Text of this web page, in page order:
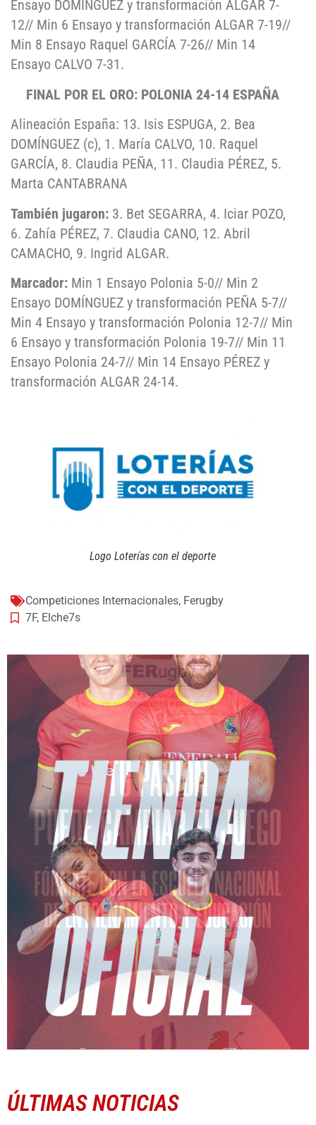
Ensayo DOMÍNGUEZ y transformación ALGAR 7-
12// Min 6 Ensayo y transformación ALGAR 7-19//
Min 8 Ensayo Raquel GARCÍA 7-26// Min 14
Ensayo CALVO 7-31.
FINAL POR EL ORO: POLONIA 24-14 ESPAÑA
Alineación España: 13. Isis ESPUGA, 2. Bea
DOMÍNGUEZ (c), 1. María CALVO, 10. Raquel
GARCÍA, 8. Claudia PEÑA, 11. Claudia PÉREZ, 5.
Marta CANTABRANA
También jugaron: 3. Bet SEGARRA, 4. Iciar POZO,
6. Zahía PÉREZ, 7. Claudia CANO, 12. Abril
CAMACHO, 9. Ingrid ALGAR.
Marcador: Min 1 Ensayo Polonia 5-0// Min 2
Ensayo DOMÍNGUEZ y transformación PEÑA 5-7//
Min 4 Ensayo y transformación Polonia 12-7// Min
6 Ensayo y transformación Polonia 19-7// Min 11
Ensayo Polonia 24-7// Min 14 Ensayo PÉREZ y
transformación ALGAR 24-14.
Logo Loterías con el deporte
Competiciones Internacionales, Ferugby
7F, Elche7s
ÚLTIMAS NOTICIAS